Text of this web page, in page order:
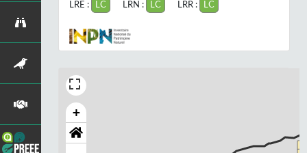
LRE : LC LRN : LC LRR : LC
+